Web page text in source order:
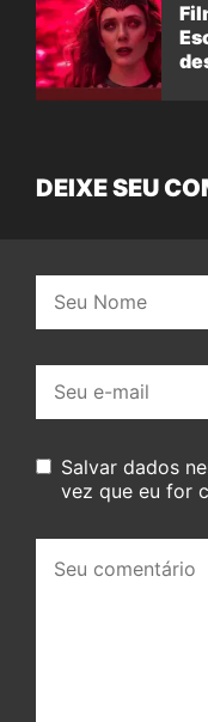
DEIXE SEU
mail:
Salvar dados
vez que eu for
comentário: